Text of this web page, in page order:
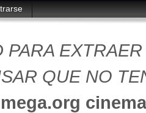
PARA
QUE NO